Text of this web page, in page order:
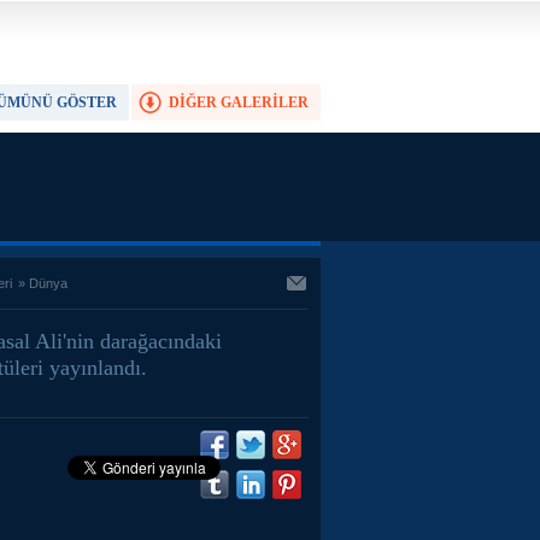
DİĞER GALERİLER
GÖSTER
» Dünya
Ali'nin darağacındaki
yayınlandı.